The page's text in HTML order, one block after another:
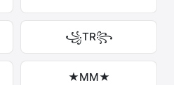
꧁TR꧂
★MM★